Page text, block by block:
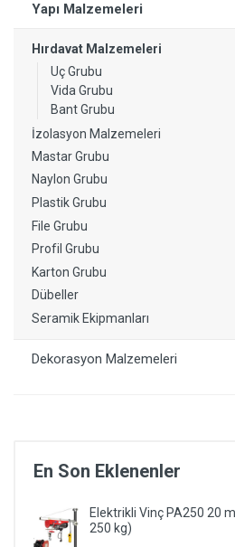
Yapı Malzemeleri
Hırdavat Malzemeleri
Uç Grubu
Vida Grubu
Bant Grubu
İzolasyon Malzemeleri
Mastar Grubu
Naylon Grubu
Plastik Grubu
File Grubu
Profil Grubu
Karton Grubu
Dübeller
Seramik Ekipmanları
Dekorasyon Malzemeleri
En Son Eklenenler
Elektrikli Vinç PA250 20
250 kg)